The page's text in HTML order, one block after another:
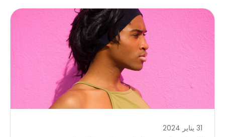
31 يناير 2024